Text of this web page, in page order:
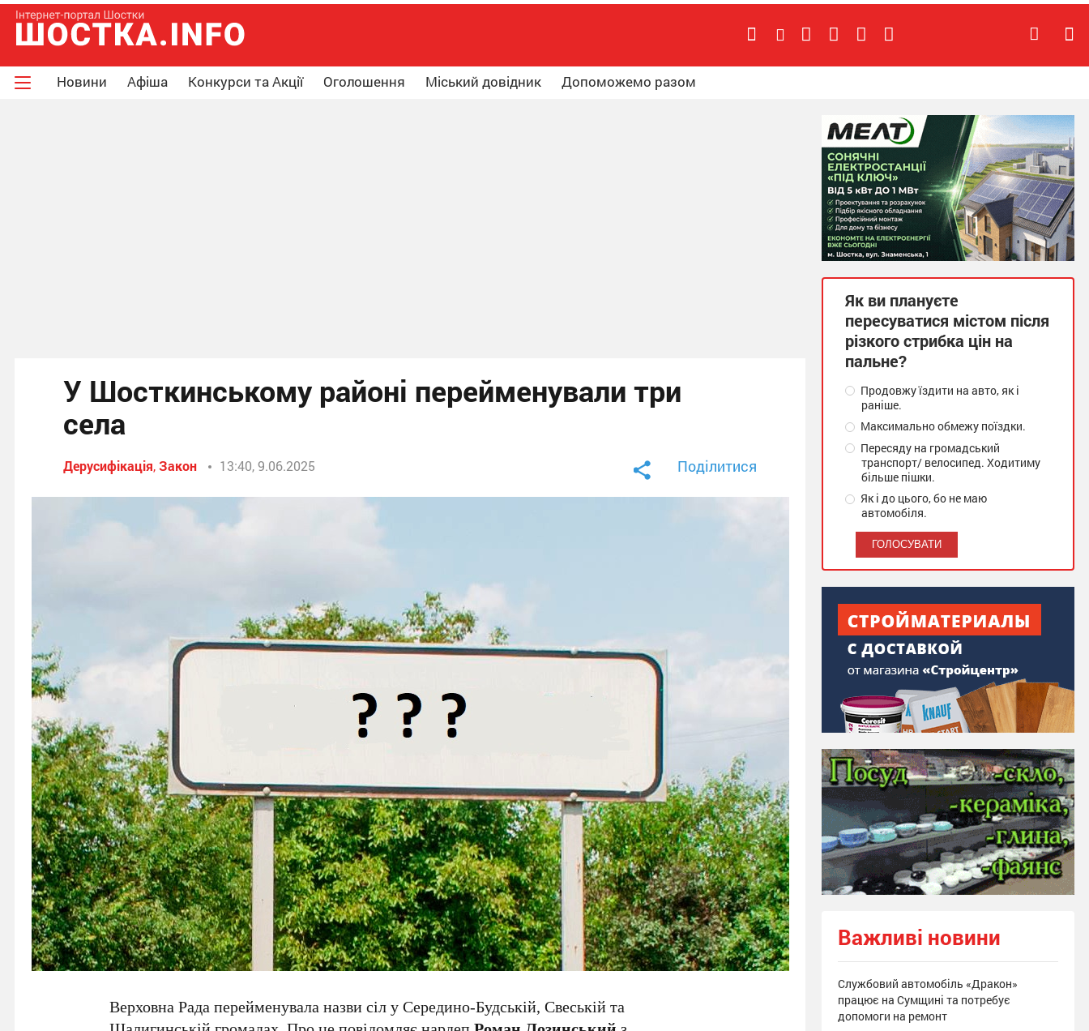
Новини Афіша Конкурси та Акції Оголошення Міський довідник Допоможемо разом
У Шосткинському районі перейменували три
села
Дерусифікація,Закон 13:40, 9.06.2025 Поділитися
Верховна Рада перейменувала назви сіл у Середино-Будській, Свеській та
Як ви плануєте
пересуватися містом після
різкого стрибка цін на
пальне?
Продовжу їздити на авто, як і
раніше.
Максимально обмежу поїздки.
Пересяду на громадський
транспорт/ велосипед. Ходитиму
більше пішки.
Як і до цього, бо не маю
автомобіля.
Важливі новини
Службовий автомобіль «Дракон»
працює на Сумщині та потребує
допомоги на ремонт